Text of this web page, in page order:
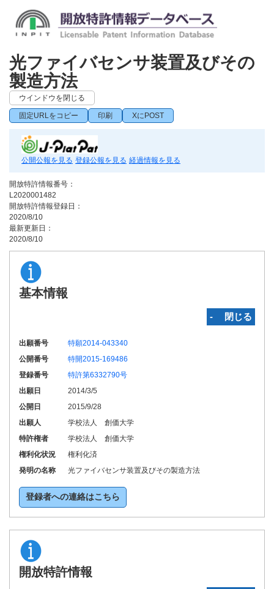
光ファイバセンサ装置及びその
製造方法
ウインドウを閉じる
固定URLをコピー 印刷 XにPOST
公開公報を見る 登録公報を見る 経過情報を見る
開放特許情報番号：
L2020001482
開放特許情報登録日：
2020/8/10
最新更新日：
2020/8/10
基本情報
‐ 閉じる
出願番号
特願2014-043340
公開番号
特開2015-169486
登録番号
特許第6332790号
出願日
2014/3/5
公開日
2015/9/28
出願人
学校法人 創価大学
特許権者
学校法人 創価大学
権利化状況
権利化済
発明の名称
光ファイバセンサ装置及びその製造方法
登録者への連絡はこちら
開放特許情報